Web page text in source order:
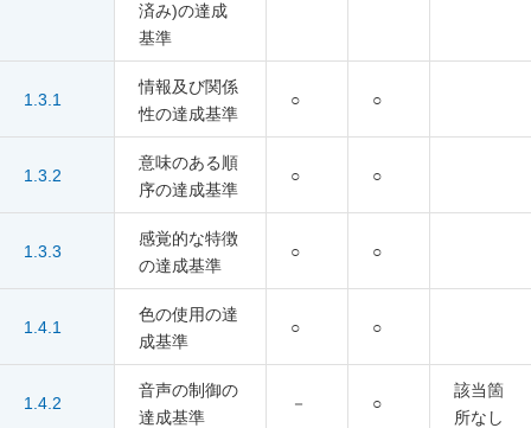
済み)の達成
基準
1.3.1
情報及び関係
性の達成基準
○ ○
1.3.2
意味のある順
序の達成基準
○ ○
1.3.3
感覚的な特徴
の達成基準
○ ○
1.4.1
色の使用の達
成基準
○ ○
1.4.2
音声の制御の
達成基準
－ ○
該当箇
所なし